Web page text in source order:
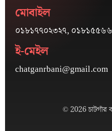
মোবাইল
০১৮১৭৭০২৩২৭,
ই-মেইল
chatganrbani@gmail.com
© 2026 চাটগাঁর